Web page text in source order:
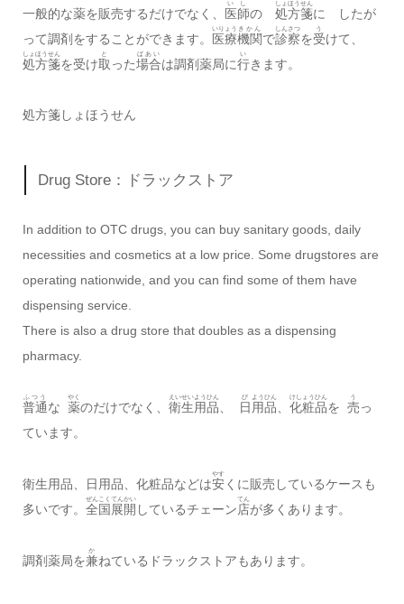
一般的な薬を販売するだけでなく、 医師
いし
の 処方箋
しょほうせん
に したが
って調剤をすることができます。
医療
いりょう
機関
きかん
で診察
しんさつ
を受
う
けて、
処方箋
しょほうせん
を受け取
と
った場合
ばあい
は調剤薬局に行
い
きます。
処方箋しょほうせん
Drug Store：ドラックストア
In addition to OTC drugs, you can buy sanitary goods, daily
necessities and cosmetics at a low price. Some drugstores are
operating nationwide, and you can find some of them have
dispensing service.
There is also a drug store that doubles as a dispensing
pharmacy.
普通
ふつう
な 薬
やく
のだけでなく、 衛生
えいせい
用品
ようひん
日
び
用品
ようひん
化粧
けしょう
品
ひん
を 売
う
っ
ています。
衛生用品、日用品、化粧品などは安
やす
くに販売しているケースも
多いです。 全国
ぜんこく
展開
てんかい
しているチェーン店
てん
が多くあります。
調剤薬局を兼
か
ねているドラックストアもあります。